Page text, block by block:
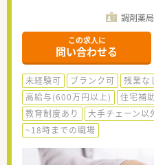
調剤薬局
この求人に
問い合わせる
未経験可 ブランク可 残業な
高給与(600万円以上)
住宅補
教育制度あり
大手チェーン以
~18時までの職場